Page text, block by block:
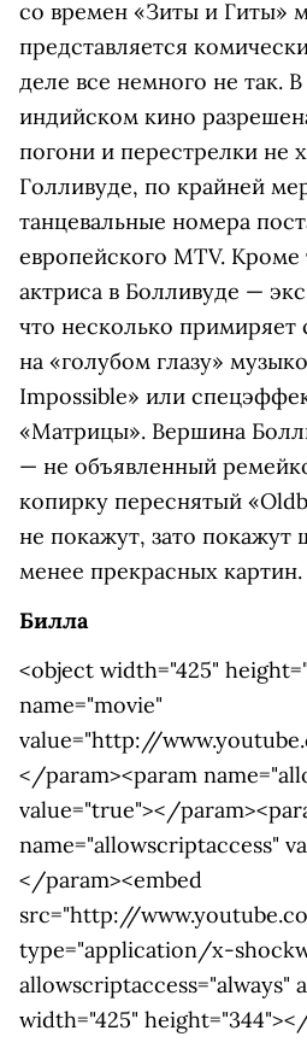
со времен «Зиты и Гиты»
представляется
деле все немного не так.
индийском кино
погони и перестрелки не
Голливуде, по крайней
танцевальные номера
европейского MTV. Кроме
актриса в Болливуде —
что несколько примиряет
на «голубом глазу»
Impossible» или
«Матрицы». Вершина
— не объявленный
копирку переснятый
не покажут, зато покажут
менее прекрасных картин.
Билла
<object width="425"
name="movie"
value="http://
</param><param
value="true"></
name="allowscriptaccess"
</param><embed
src="http://
type="application/x-
allowscriptaccess="always"
width="425"